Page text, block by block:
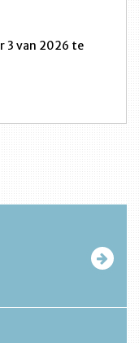
3 van 2026 te